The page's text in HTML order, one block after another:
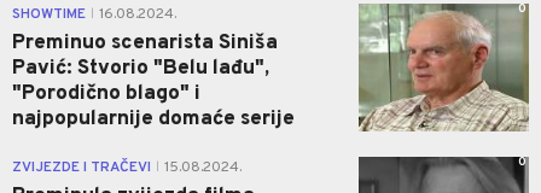
SHOWTIME 16.08.2024.
Preminuo scenarista Siniša
Pavić: Stvorio "Belu lađu",
"Porodično blago" i
najpopularnije domaće serije
0
ZVIJEZDE I TRAČEVI 15.08.2024. 0